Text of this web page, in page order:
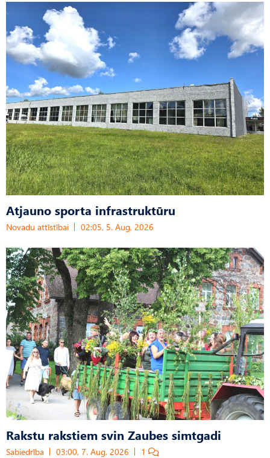
Atjauno sporta infrastruktūru
Novadu attīstībai 02:05, 5. Aug, 2026
Rakstu rakstiem svin Zaubes simtgadi
Sabiedrība 03:00, 7. Aug, 2026 1